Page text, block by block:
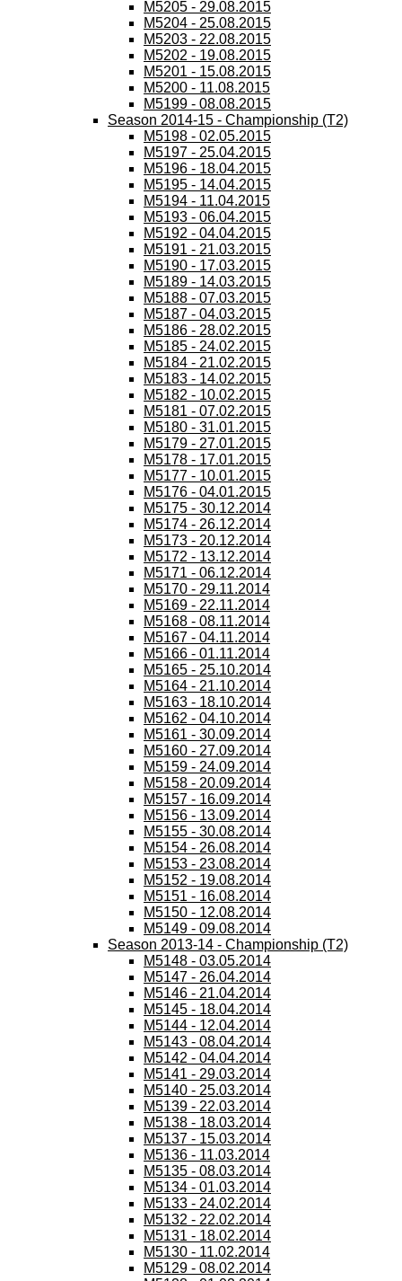
M5205 - 29.08.2015
M5204 - 25.08.2015
M5203 - 22.08.2015
M5202 - 19.08.2015
M5201 - 15.08.2015
M5200 - 11.08.2015
M5199 - 08.08.2015
Season 2014-15 - Championship (T2)
M5198 - 02.05.2015
M5197 - 25.04.2015
M5196 - 18.04.2015
M5195 - 14.04.2015
M5194 - 11.04.2015
M5193 - 06.04.2015
M5192 - 04.04.2015
M5191 - 21.03.2015
M5190 - 17.03.2015
M5189 - 14.03.2015
M5188 - 07.03.2015
M5187 - 04.03.2015
M5186 - 28.02.2015
M5185 - 24.02.2015
M5184 - 21.02.2015
M5183 - 14.02.2015
M5182 - 10.02.2015
M5181 - 07.02.2015
M5180 - 31.01.2015
M5179 - 27.01.2015
M5178 - 17.01.2015
M5177 - 10.01.2015
M5176 - 04.01.2015
M5175 - 30.12.2014
M5174 - 26.12.2014
M5173 - 20.12.2014
M5172 - 13.12.2014
M5171 - 06.12.2014
M5170 - 29.11.2014
M5169 - 22.11.2014
M5168 - 08.11.2014
M5167 - 04.11.2014
M5166 - 01.11.2014
M5165 - 25.10.2014
M5164 - 21.10.2014
M5163 - 18.10.2014
M5162 - 04.10.2014
M5161 - 30.09.2014
M5160 - 27.09.2014
M5159 - 24.09.2014
M5158 - 20.09.2014
M5157 - 16.09.2014
M5156 - 13.09.2014
M5155 - 30.08.2014
M5154 - 26.08.2014
M5153 - 23.08.2014
M5152 - 19.08.2014
M5151 - 16.08.2014
M5150 - 12.08.2014
M5149 - 09.08.2014
Season 2013-14 - Championship (T2)
M5148 - 03.05.2014
M5147 - 26.04.2014
M5146 - 21.04.2014
M5145 - 18.04.2014
M5144 - 12.04.2014
M5143 - 08.04.2014
M5142 - 04.04.2014
M5141 - 29.03.2014
M5140 - 25.03.2014
M5139 - 22.03.2014
M5138 - 18.03.2014
M5137 - 15.03.2014
M5136 - 11.03.2014
M5135 - 08.03.2014
M5134 - 01.03.2014
M5133 - 24.02.2014
M5132 - 22.02.2014
M5131 - 18.02.2014
M5130 - 11.02.2014
M5129 - 08.02.2014